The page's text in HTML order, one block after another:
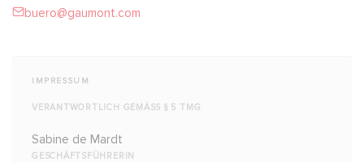
buero@gaumont.com
IMPRESSUM
VERANTWORTLICH GEMÄSS § 5 TMG
Sabine de Mardt
GESCHÄFTSFÜHRERIN